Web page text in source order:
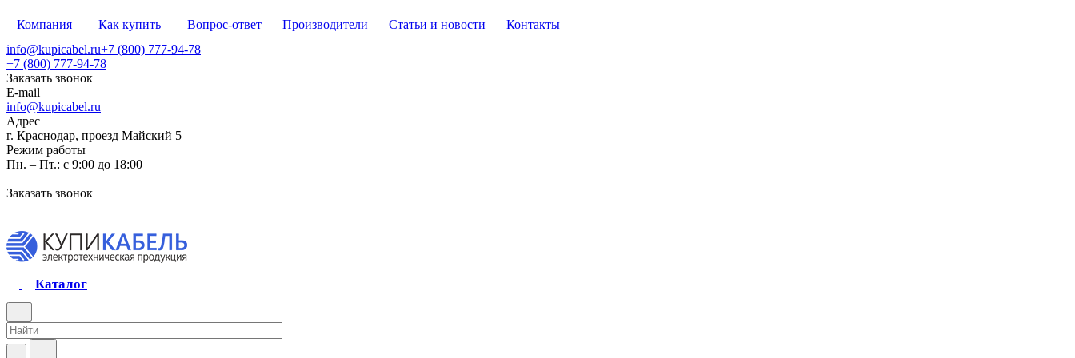
Компания Как купить Вопрос-ответ Производители Статьи и новости
Контакты
info@kupicabel.ru+7 (800) 777-94-78
+7 (800) 777-94-78
Заказать звонок
E-mail
info@kupicabel.ru
Адрес
г. Краснодар, проезд Майский 5
Режим работы
Пн. – Пт.: с 9:00 до 18:00
Заказать звонок
Каталог